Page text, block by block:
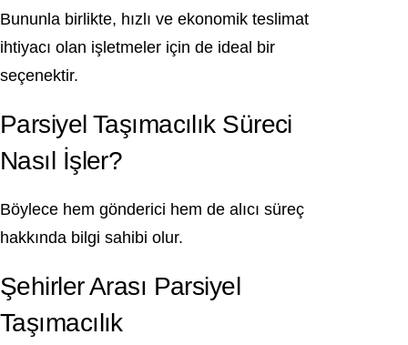
Bununla birlikte, hızlı ve ekonomik teslimat
ihtiyacı olan işletmeler için de ideal bir
seçenektir.
Parsiyel Taşımacılık Süreci
Nasıl İşler?
Böylece hem gönderici hem de alıcı süreç
hakkında bilgi sahibi olur.
Şehirler Arası Parsiyel
Taşımacılık